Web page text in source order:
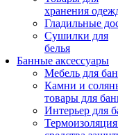
хранения
Гладильные
Сушилки для
белья
Банные аксессуары
Мебель для
Камни и
товары для
Интерьер для